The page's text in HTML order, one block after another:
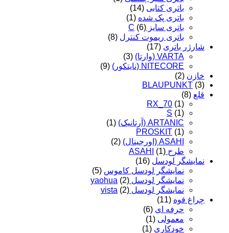
باتری کتابی (14)
باتری پک شده (1)
باتری سایز C (6)
باتری ریموت کنترل (8)
شارژر باتری (17)
VARTA (وارتا)
(3)
NITECORE (نایتکور)
(9)
خازن (2)
BLAUPUNKT (3)
قلع (8)
RX_70 (1)
S (1)
ARTANIC (آرتانیک)
(1)
PROSKIT (1)
ASAHI (اورجینال)
(2)
طرح ASAHI (1)
نمایشگر لودسل (16)
نمایشگر لودسل کاموس (5)
نمایشگر لودسل yaohua (2)
نمایشگر لودسل vista (2)
چراغ قوه (11)
حرفه ای (6)
معمولی (1)
خودکاری (1)